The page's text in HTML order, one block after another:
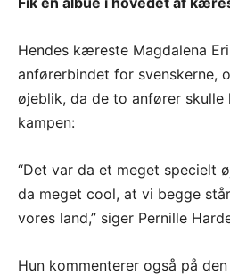
Hendes kæreste Magdalena
anførerbindet for svenskerne,
øjeblik, da de to anfører skulle
kampen:
“Det var da et meget specielt
da meget cool, at vi begge
vores land,” siger Pernille
Hun kommenterer også på